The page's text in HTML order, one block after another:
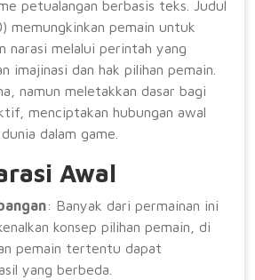
petualangan berbasis teks. Judul
memungkinkan pemain untuk
narasi melalui perintah yang
imajinasi dan hak pilihan pemain.
namun meletakkan dasar bagi
menciptakan hubungan awal
dalam game.
Awal
: Banyak dari permainan ini
konsep pilihan pemain, di
pemain tertentu dapat
yang berbeda.